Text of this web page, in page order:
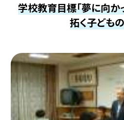
学校教育目標「夢に向か
拓く子ども